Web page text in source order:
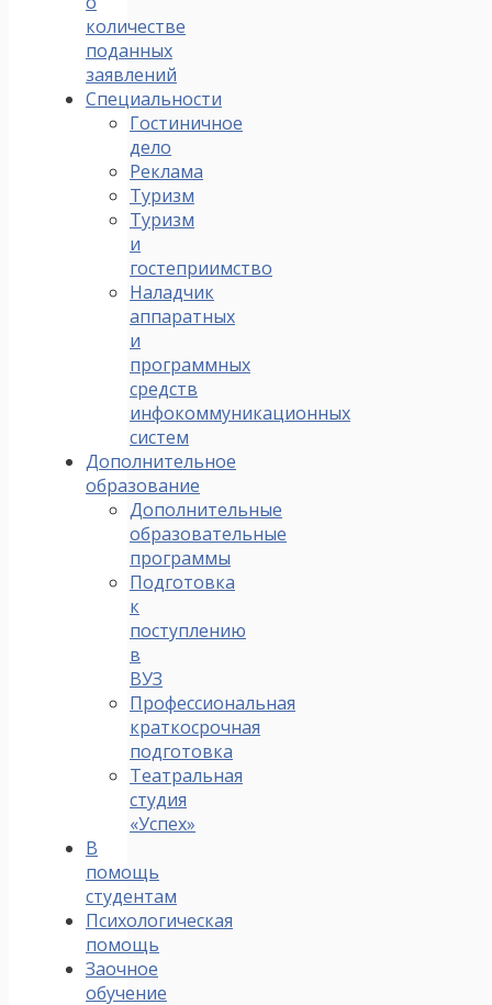
количестве
поданных
заявлений
Специальности
Гостиничное
дело
Реклама
Туризм
Туризм
и
гостеприимство
Наладчик
аппаратных
и
программных
средств
инфокоммуникационных
систем
Дополнительное
образование
Дополнительные
образовательные
программы
Подготовка
к
поступлению
в
ВУЗ
Профессиональная
краткосрочная
подготовка
Театральная
студия
«Успех»
В
помощь
студентам
Психологическая
помощь
Заочное
обучение